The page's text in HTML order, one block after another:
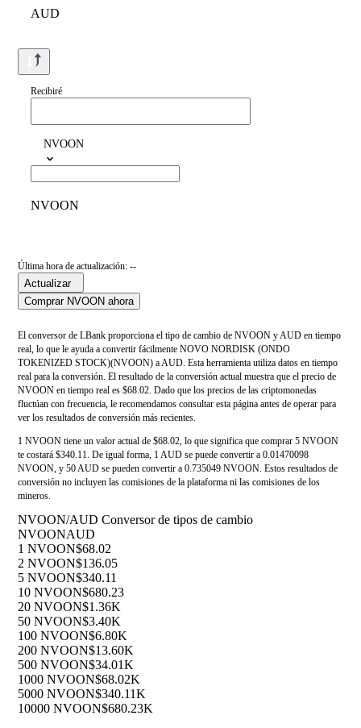
AUD
Recibiré
NVOON
NVOON
Última hora de actualización: --
Actualizar
Comprar NVOON ahora
El conversor de LBank proporciona el tipo de cambio de NVOON y AUD en tiempo
real, lo que le ayuda a convertir fácilmente NOVO NORDISK (ONDO
TOKENIZED STOCK)(NVOON) a AUD. Esta herramienta utiliza datos en tiempo
real para la conversión. El resultado de la conversión actual muestra que el precio de
NVOON en tiempo real es $68.02. Dado que los precios de las criptomonedas
fluctúan con frecuencia, le recomendamos consultar esta página antes de operar para
ver los resultados de conversión más recientes.
1 NVOON tiene un valor actual de $68.02, lo que significa que comprar 5 NVOON
te costará $340.11. De igual forma, 1 AUD se puede convertir a 0.01470098
NVOON, y 50 AUD se pueden convertir a 0.735049 NVOON. Estos resultados de
conversión no incluyen las comisiones de la plataforma ni las comisiones de los
mineros.
NVOON/AUD Conversor de tipos de cambio
NVOONAUD
1 NVOON$68.02
2 NVOON$136.05
5 NVOON$340.11
10 NVOON$680.23
20 NVOON$1.36K
50 NVOON$3.40K
100 NVOON$6.80K
200 NVOON$13.60K
500 NVOON$34.01K
1000 NVOON$68.02K
5000 NVOON$340.11K
10000 NVOON$680.23K